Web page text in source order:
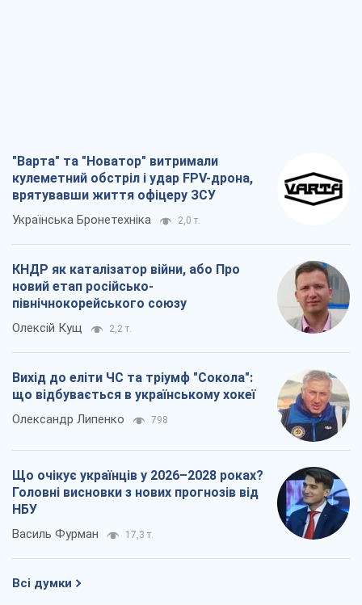
"Варта" та "Новатор" витримали
кулеметний обстріл і удар FPV-дрона,
врятувавши життя офіцеру ЗСУ
Українська Бронетехніка 2,0 т.
КНДР як каталізатор війни, або Про
новий етап російсько-
північнокорейського союзу
Олексій Кущ 2,2 т.
Вихід до еліти ЧС та тріумф "Сокола":
що відбувається в українському хокеї
Олександр Липенко 798
Що очікує українців у 2026–2028 роках?
Головні висновки з нових прогнозів від
НБУ
Василь Фурман 17,3 т.
Всі думки